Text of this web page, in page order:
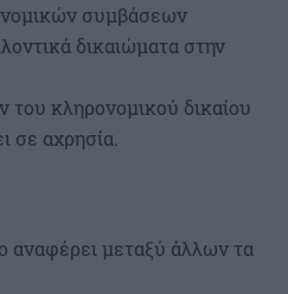
συμβάσεων
δικαιώματα στην
κληρονομικού δικαίου
σε αχρησία.
αναφέρει μεταξύ άλλων τα